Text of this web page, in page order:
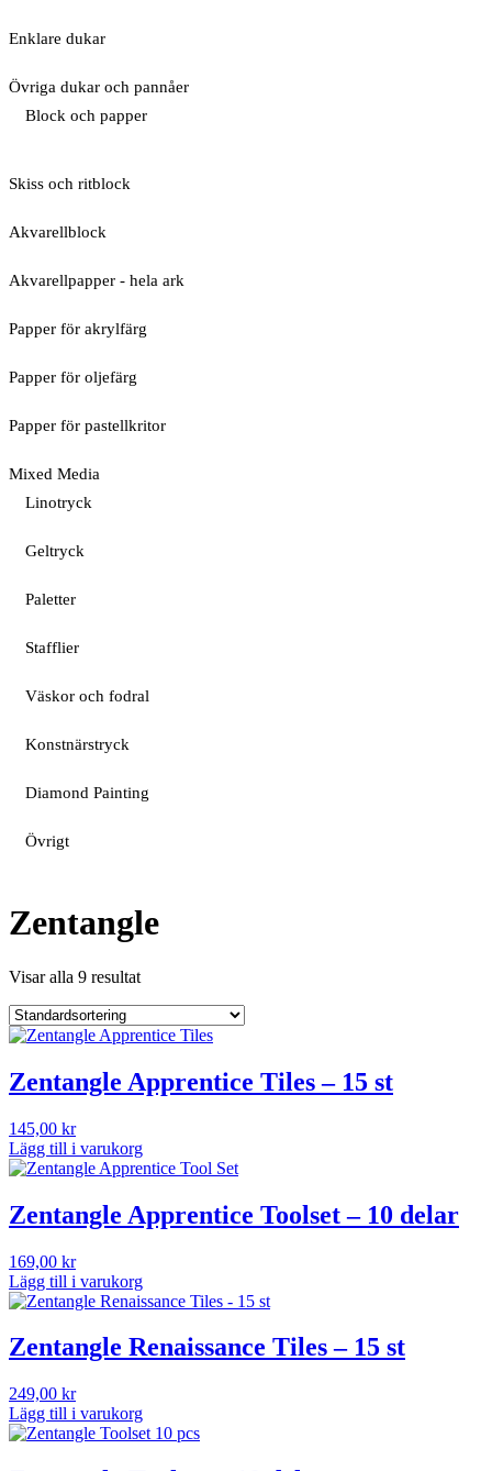
Enklare dukar
Övriga dukar och pannåer
Block och papper
Skiss och ritblock
Akvarellblock
Akvarellpapper - hela ark
Papper för akrylfärg
Papper för oljefärg
Papper för pastellkritor
Mixed Media
Linotryck
Geltryck
Paletter
Stafflier
Väskor och fodral
Konstnärstryck
Diamond Painting
Övrigt
Zentangle
Visar alla 9 resultat
Zentangle Apprentice Tiles – 15 st
145,00 kr
Lägg till i varukorg
Zentangle Apprentice Toolset – 10 delar
169,00 kr
Lägg till i varukorg
Zentangle Renaissance Tiles – 15 st
249,00 kr
Lägg till i varukorg